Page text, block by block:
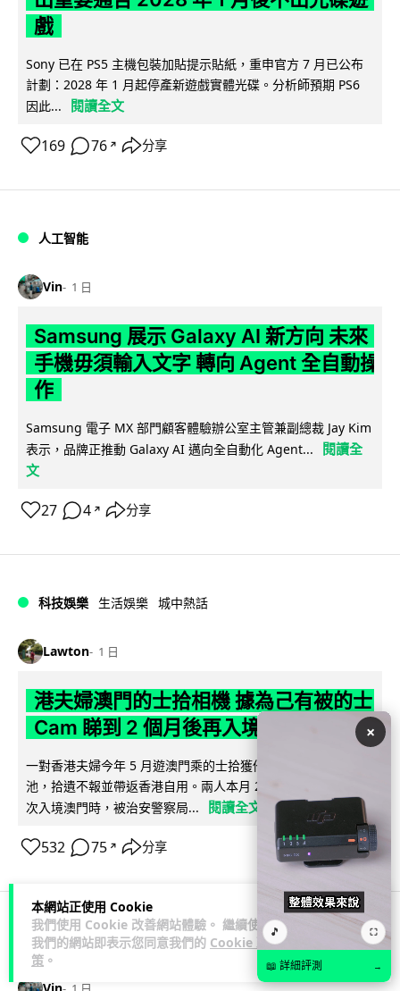
本網站正使用 Cookie
我們使用 Cookie 改善網站體驗。 繼續使用
我們的網站即表示您同意我們的 Cookie 政
策 。
戲
Sony 已在 PS5 主機包裝加貼提示貼紙，重申官方 7 月已公布
計劃：2028 年 1 月起停產新遊戲實體光碟。分析師預期 PS6
因此...
閱讀全文
169 76 ↗ 分享
人工智能
Vin 1 日
Samsung 展示 Galaxy AI 新方向 未來
手機毋須輸入文字 轉向 Agent 全自動操
作
Samsung 電子 MX 部門顧客體驗辦公室主管兼副總裁 Jay Kim
表示，品牌正推動 Galaxy AI 邁向全自動化 Agent...
閱讀全
文
27 4 ↗ 分享
科技娛樂 生活娛樂 城中熱話
Lawton 1 日
港夫婦澳門的士拾相機 據為己有被的士
Cam 睇到 2 個月後再入境被捕
一對香港夫婦今年 5 月遊澳門乘的士拾獲他人遺留相機及電
池，拾遺不報並帶返香港自用。兩人本月 2 日經港珠澳大橋再
次入境澳門時，被治安警察局...
閱讀全文
532 75 ↗ 分享
3C科技 家居無線
×
🎵 ⛶
📖 詳細評測 →